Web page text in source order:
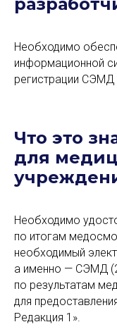
Необходимо
информационной
регистрации
Что это
для
Необходимо
по итогам
необходимый
а именно — СЭМД
по результатам
для
Редакция 1».